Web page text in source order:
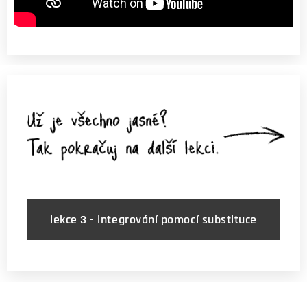
lekce 3 - integrování pomocí substituce